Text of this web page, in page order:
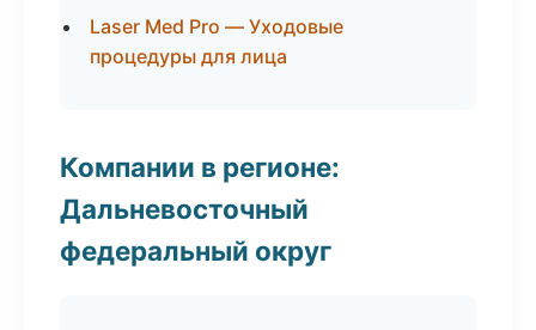
Laser Med Pro — Уходовые
процедуры для лица
Компании в регионе:
Дальневосточный
федеральный округ